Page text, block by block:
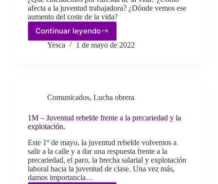
afecta a la juventud trabajadora? ¿Dónde vemos ese
aumento del coste de la vida?
Continuar leyendo
1M
–
la
Yesca 1 de mayo de 2022
Comunicados, Lucha obrera
1M – Juventud rebelde frente a la precariedad y la
explotación.
Este 1º de mayo, la juventud rebelde volvemos a
salir a la calle y a dar una respuesta frente a la
precariedad, el paro, la brecha salarial y explotación
laboral hacia la juventud de clase. Una vez más,
damos importancia…